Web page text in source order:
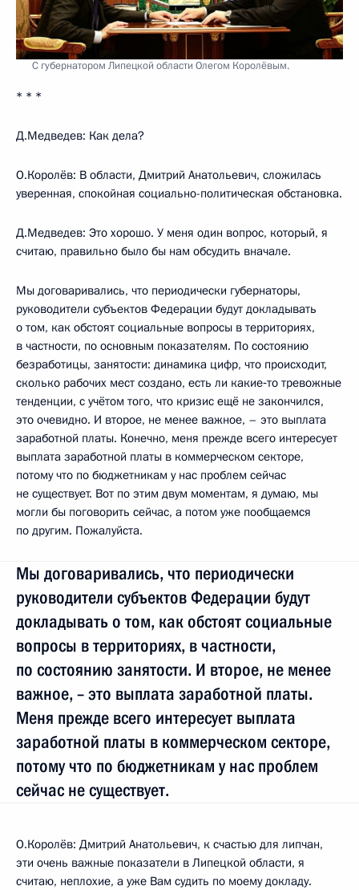
С губернатором Липецкой области Олегом Королёвым.
* * *
Д.Медведев: Как дела?
О.Королёв: В области, Дмитрий Анатольевич, сложилась
уверенная, спокойная социально-политическая обстановка.
Д.Медведев: Это хорошо. У меня один вопрос, который, я
считаю, правильно было бы нам обсудить вначале.
Мы договаривались, что периодически губернаторы,
руководители субъектов Федерации будут докладывать
о том, как обстоят социальные вопросы в территориях,
в частности, по основным показателям. По состоянию
безработицы, занятости: динамика цифр, что происходит,
сколько рабочих мест создано, есть ли какие‑то тревожные
тенденции, с учётом того, что кризис ещё не закончился,
это очевидно. И второе, не менее важное, – это выплата
заработной платы. Конечно, меня прежде всего интересует
выплата заработной платы в коммерческом секторе,
потому что по бюджетникам у нас проблем сейчас
не существует. Вот по этим двум моментам, я думаю, мы
могли бы поговорить сейчас, а потом уже пообщаемся
по другим. Пожалуйста.
Мы договаривались, что периодически
руководители субъектов Федерации будут
докладывать о том, как обстоят социальные
вопросы в территориях, в частности,
по состоянию занятости. И второе, не менее
важное, – это выплата заработной платы.
Меня прежде всего интересует выплата
заработной платы в коммерческом секторе,
потому что по бюджетникам у нас проблем
сейчас не существует.
О.Королёв: Дмитрий Анатольевич, к счастью для липчан,
эти очень важные показатели в Липецкой области, я
считаю, неплохие, а уже Вам судить по моему докладу.